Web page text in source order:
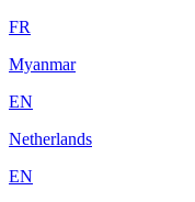
FR
Myanmar
EN
Netherlands
EN